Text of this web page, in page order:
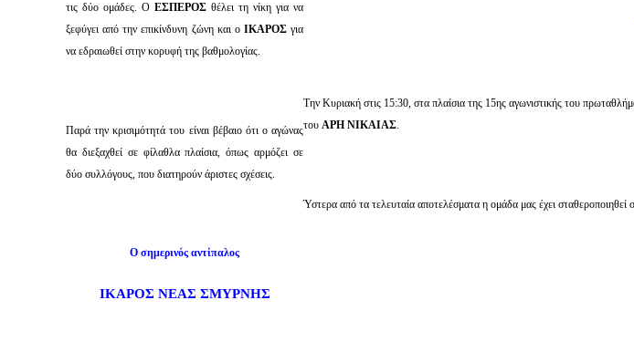
τις δύο ομάδες. Ο ΕΣΠΕΡΟΣ θέλει τη νίκη για να
ξεφύγει από την επικίνδυνη ζώνη και ο ΙΚΑΡΟΣ για
να εδραιωθεί στην κορυφή της βαθμολογίας.
Παρά την κρισιμότητά του είναι βέβαιο ότι ο αγώνας
θα διεξαχθεί σε φίλαθλα πλαίσια, όπως αρμόζει σε
δύο συλλόγους, που διατηρούν άριστες σχέσεις.
Ο σημερινός αντίπαλος
ΙΚΑΡΟΣ ΝΕΑΣ ΣΜΥΡΝΗΣ
Την Κυριακή στις 15:30, στα πλαίσια της 15ης αγωνιστικής του
του ΑΡΗ ΝΙΚΑΙΑΣ.
Ύστερα από τα τελευταία αποτελέσματα η ομάδα μας έχει σταθεροποιηθεί